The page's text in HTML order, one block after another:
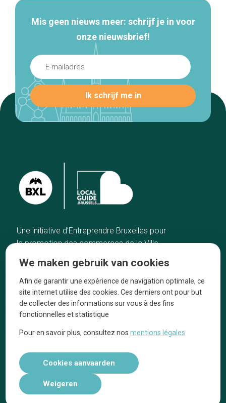
Mis geen nieuws meer: schrijf je in voor
onze nieuwsbrief!
Une initiative d’Entreprendre Bruxelles pour
la promotion des commerces de la Ville
Home
De beste adressen
Blog
Winkelwijken
Tops 10
De ambachtslieden
Over ons
Ze praten over ons!
kennisgevingen
We maken gebruik van cookies
Afin de garantir une expérience de navigation optimale, ce
site internet utilise des cookies. Ces derniers ont pour but
de collecter des informations sur vous à des fins
fonctionnelles et statistique
Pour en savoir plus, consultez nosmentions légales
Cookies aanvaarden
Weigeren